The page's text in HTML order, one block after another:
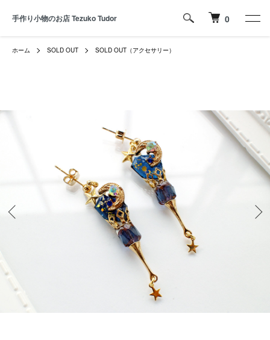
手作り小物のお店 Tezuko Tudor 0
ホーム SOLD OUT SOLD OUT（アクセサリー）